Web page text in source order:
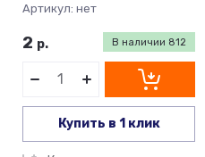
Артикул: нет
В наличии 812
2 р.
Купить в 1 клик